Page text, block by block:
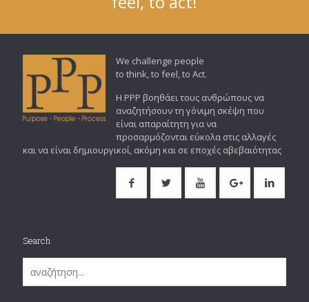
We challenge people
to think, to feel, to Act.
Η PPP βοηθάει τους ανθρώπους να
αναζητήσουν τη γόνιμη σκέψη που
είναι απαραίτητη για να
προσαρμόζονται εύκολα στις αλλαγές
και να είναι δημιουργικοί, ακόμη και σε εποχές αβεβαιότητας
Search